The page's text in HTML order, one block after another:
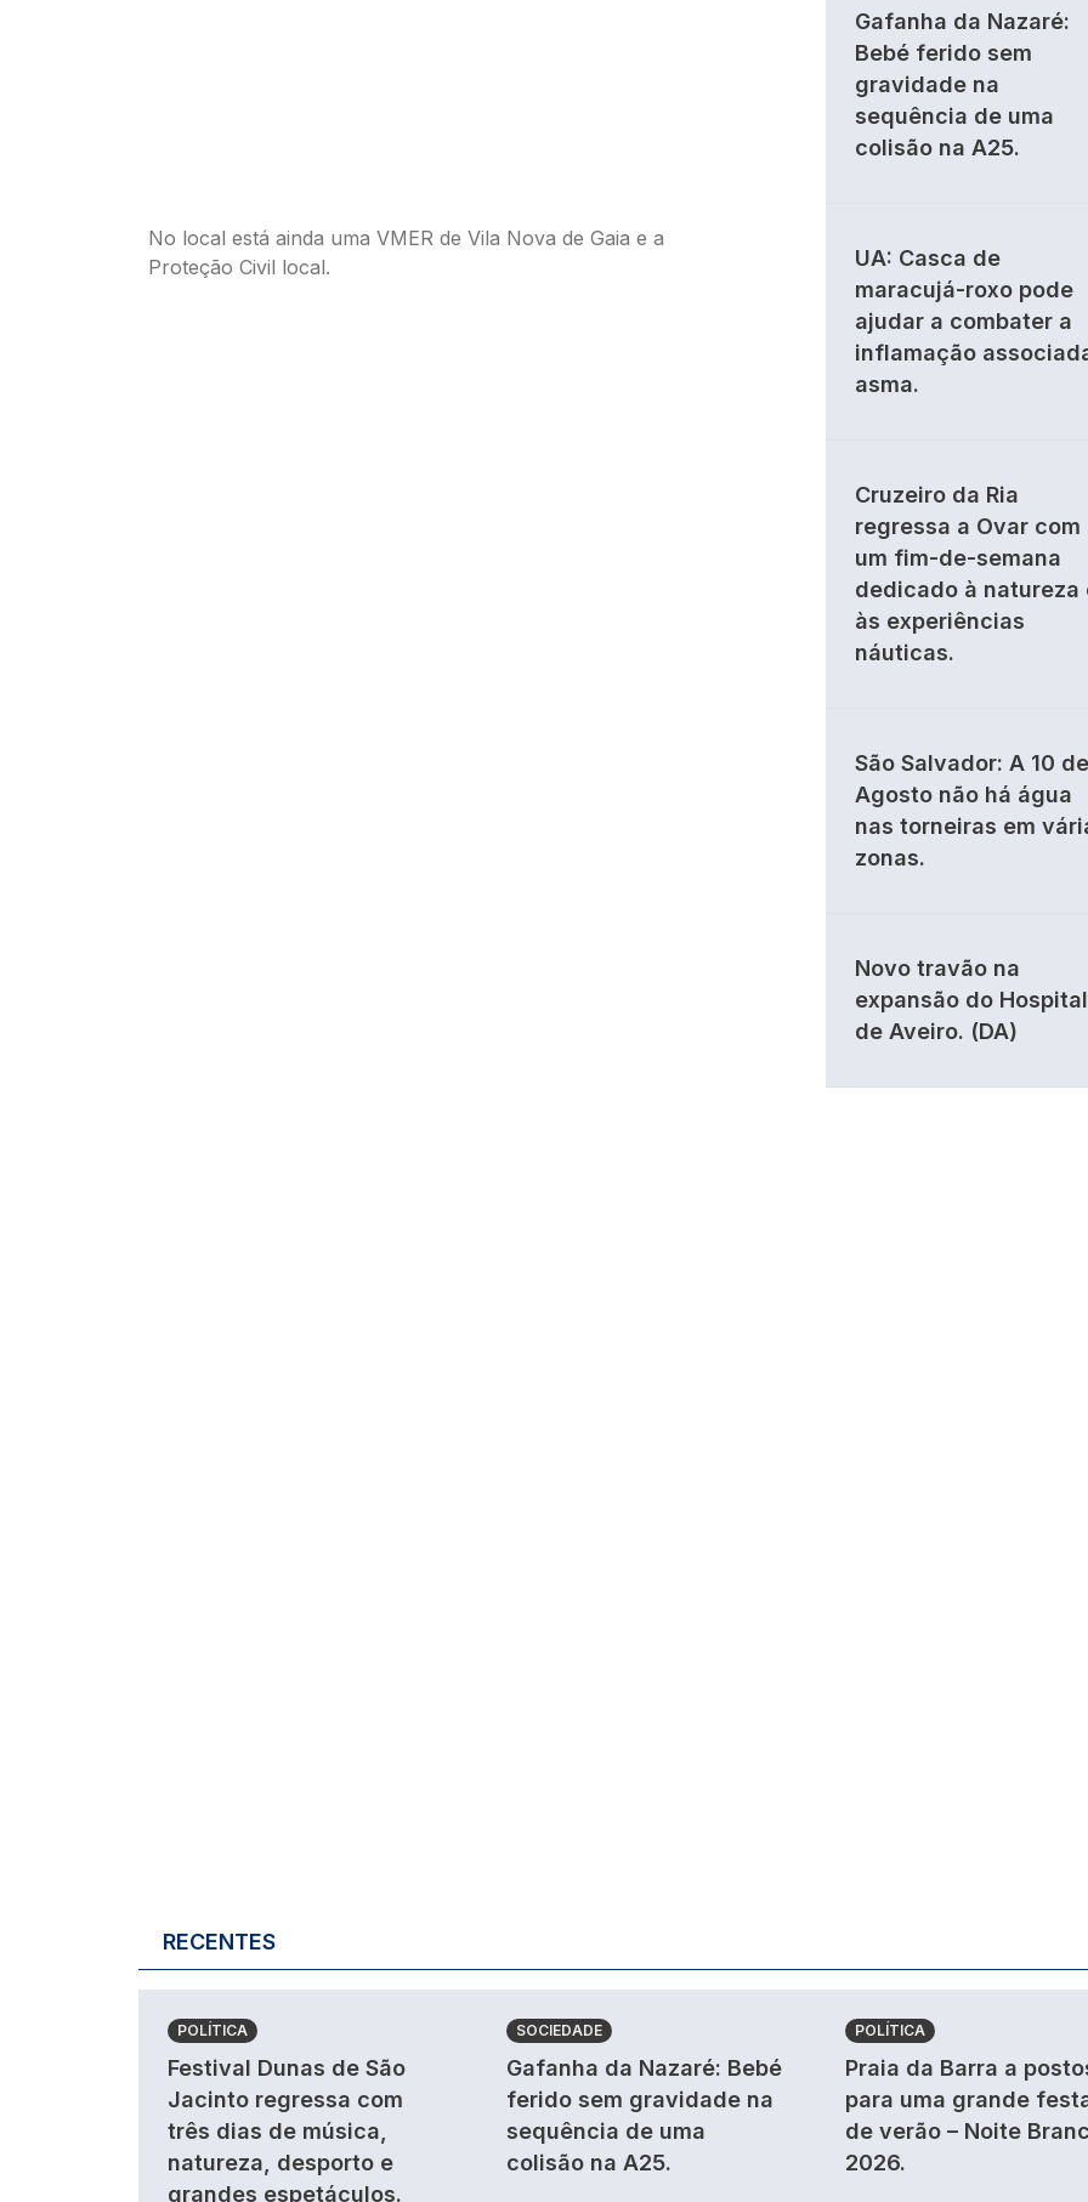
No local está ainda uma VMER de Vila Nova de Gaia e a
Proteção Civil local.
Gafanha da Nazaré:
Bebé ferido sem
gravidade na
sequência de uma
colisão na A25.
UA: Casca de
maracujá-roxo pode
ajudar a combater a
inflamação
asma.
Cruzeiro da Ria
regressa a Ovar com
um fim-de-semana
dedicado à natureza
às experiências
náuticas.
São Salvador: A 10 de
Agosto não há água
nas torneiras em
zonas.
Novo travão na
expansão do Hospital
de Aveiro. (DA)
RECENTES
POLÍTICA
Festival Dunas de São
Jacinto regressa com
três dias de música,
natureza, desporto e
grandes espetáculos.
SOCIEDADE
Gafanha da Nazaré: Bebé
ferido sem gravidade na
sequência de uma
colisão na A25.
POLÍTICA
Praia da Barra a
para uma grande
de verão – Noite
2026.